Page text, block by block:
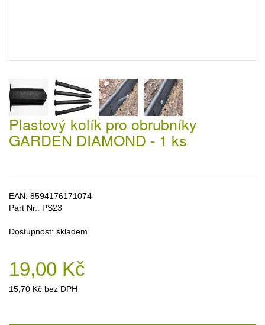
Plastový kolík pro obrubníky
GARDEN DIAMOND - 1 ks
EAN: 8594176171074
Part Nr.: PS23
Dostupnost: skladem
19,00 Kč
15,70 Kč bez DPH